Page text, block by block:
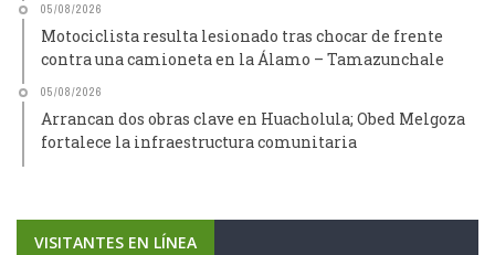
05/08/2026
Motociclista resulta lesionado tras chocar de frente
contra una camioneta en la Álamo – Tamazunchale
05/08/2026
Arrancan dos obras clave en Huacholula; Obed Melgoza
fortalece la infraestructura comunitaria
VISITANTES EN LÍNEA